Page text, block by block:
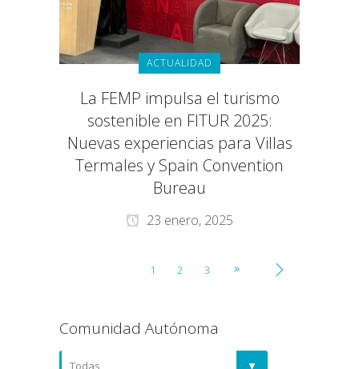
ACTUALIDAD
La FEMP impulsa el turismo
sostenible en FITUR 2025:
Nuevas experiencias para Villas
Termales y Spain Convention
Bureau
23 enero, 2025
1 2 3
Comunidad Autónoma